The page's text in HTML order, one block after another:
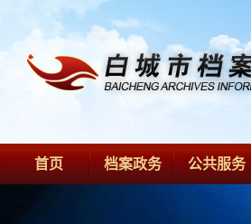
首页 档案政务 公共服务